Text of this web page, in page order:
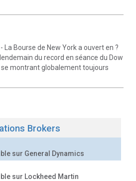
La Bourse de New York a ouvert en ?
du record en séance du Dow
montrant globalement toujours
Brokers
sur General Dynamics
sur Lockheed Martin